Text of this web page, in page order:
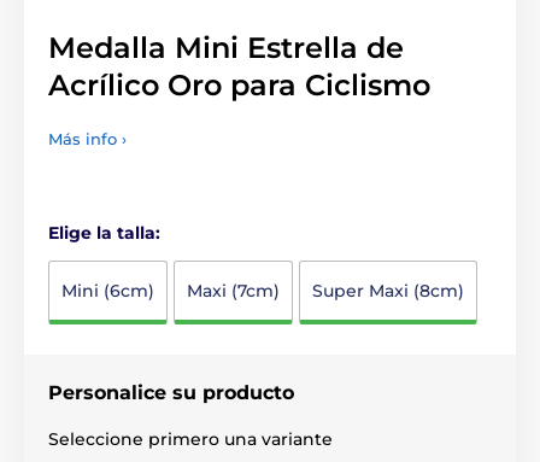
Medalla Mini Estrella de
Acrílico Oro para Ciclismo
Más info ›
Elige la talla:
Mini (6cm) Maxi (7cm) Super Maxi (8cm)
Personalice su producto
Seleccione primero una variante